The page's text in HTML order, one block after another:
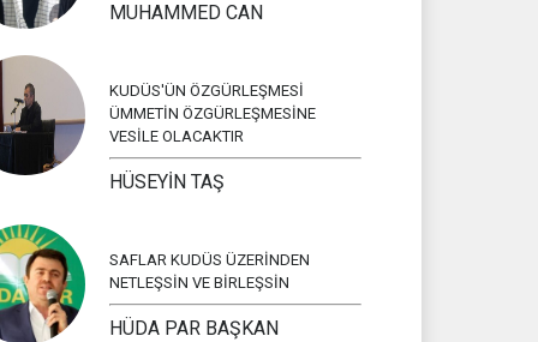
MUHAMMED CAN
KUDÜS'ÜN ÖZGÜRLEŞMESİ
ÜMMETİN ÖZGÜRLEŞMESİNE
VESİLE OLACAKTIR
HÜSEYİN TAŞ
SAFLAR KUDÜS ÜZERİNDEN
NETLEŞSİN VE BİRLEŞSİN
HÜDA PAR BAŞKAN